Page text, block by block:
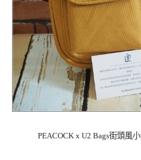
PEACOCK x U2 Bags街頭風